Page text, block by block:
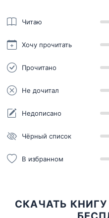
Читаю
Хочу прочитать
Прочитано
Не дочитал
Недописано
Чёрный список
В избранном
СКАЧАТЬ